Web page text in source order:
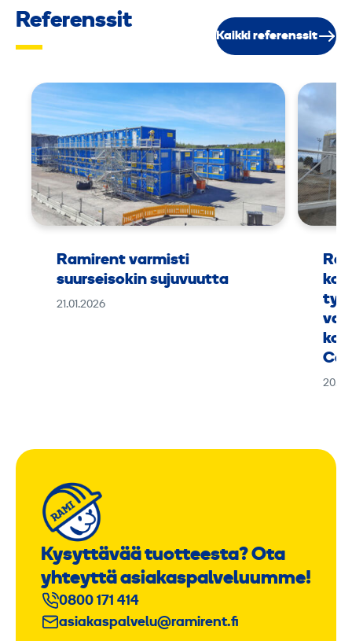
Referenssit
Kaikki referenssit
Ramirent varmisti
suurseisokin sujuvuutta
21.01.2026
Kysyttävää tuotteesta? Ota
yhteyttä asiakaspalveluumme!
0800 171 414
asiakaspalvelu@ramirent.fi